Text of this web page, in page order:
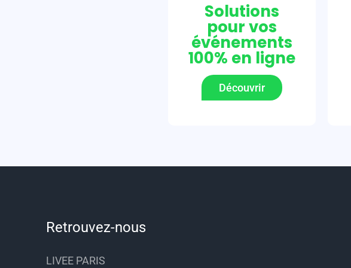
Solutions
pour vos
événements
100% en ligne
Découvrir
Retrouvez-nous
LIVEE PARIS